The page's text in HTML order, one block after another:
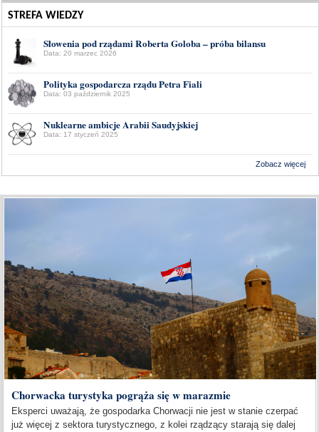
STREFA WIEDZY
Słowenia pod rządami Roberta Goloba – próba bilansu
Data: 20 marzec 2026
Polityka gospodarcza rządu Petra Fiali
Data: 03 październik 2025
Nuklearne ambicje Arabii Saudyjskiej
Data: 17 styczeń 2025
Zobacz więcej
Chorwacka turystyka pogrąża się w marazmie
Eksperci uważają, że gospodarka Chorwacji nie jest w stanie czerpać
już więcej z sektora turystycznego, z kolei rządzący starają się dalej